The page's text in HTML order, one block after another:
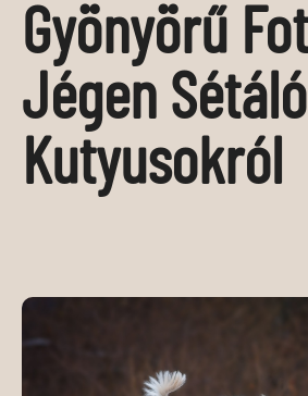
KUTYULVA – HÍREK
CUKI ÉLETKÉPEK
ÁLLATI
ÁLLATI ELEDELEK ÁLLATI
ÁLLATI SZOLGÁLTATÁSOK
MÉDIAAJÁNLAT
KAPCSOLAT
Gyönyörű
Jégen Sétáló
Kutyusokról